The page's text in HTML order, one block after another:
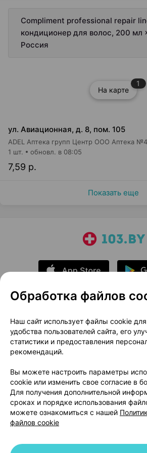
Compliment professional repair
кондиционер для волос, 200 мл
Россия
На карте
1
ул. Авиационная, д. 8, пом. 105
ADEL Аптека групп Центр ООО Аптека
7,59 р.
1 шт. обновл. в 08:05
Показать еще
О проекте
Новости
Размещение рекламы
Публичный договор
Способы оплаты
Вакансии
Написать руководителю
Написать в
Персональные настройки
Обработка файлов
Наш сайт использует файлы cookie
удобства пользователей сайта, его
статистики и предоставления
рекомендаций.
Вы можете настроить параметры
cookie или изменить свое согласие в
Для получения дополнительной
сроках и порядке использования
можете ознакомиться с нашей
файлов cookie